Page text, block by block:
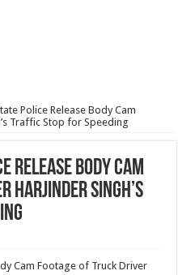
Police Release Body Cam
Traffic Stop for Speeding
Release Body Cam
Harjinder Singh’s
Cam Footage of Truck Driver